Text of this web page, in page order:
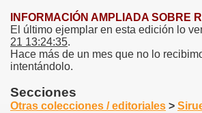
INFORMACIÓN AMPLIADA SOBRE
El último ejemplar en esta edición lo
21 13:24:35.
Hace más de un mes que no lo
intentándolo.
Secciones
Otras colecciones / editoriales >